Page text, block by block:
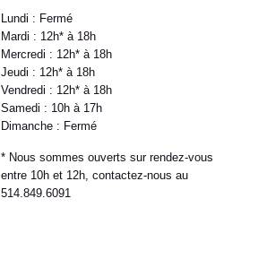
Lundi : Fermé
Mardi : 12h* à 18h
Mercredi : 12h* à 18h
Jeudi : 12h* à 18h
Vendredi : 12h* à 18h
Samedi : 10h à 17h
Dimanche : Fermé
* Nous sommes ouverts sur rendez-vous
entre 10h et 12h, contactez-nous au
514.849.6091